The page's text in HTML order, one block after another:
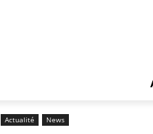
Actualité News